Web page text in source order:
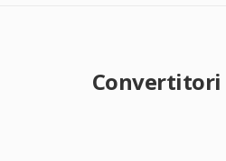
Convertitori